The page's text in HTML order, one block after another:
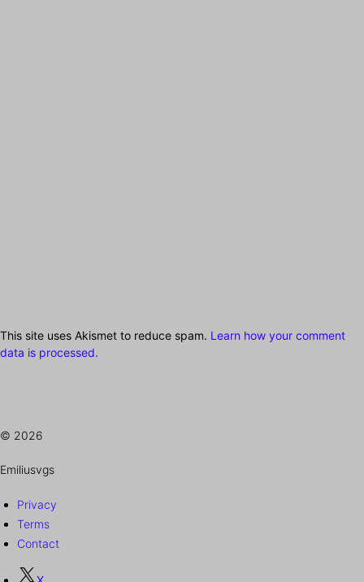
This site uses Akismet to reduce spam. Learn how your comment
data is processed.
© 2026
Emiliusvgs
Privacy
Terms
Contact